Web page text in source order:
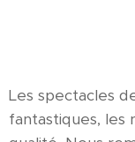
Les spectacles
fantastiques, les